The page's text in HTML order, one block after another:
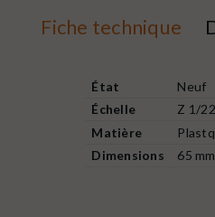
Fiche technique
État
Neuf
Échelle
Z 1/
Matière
Dimensions
65